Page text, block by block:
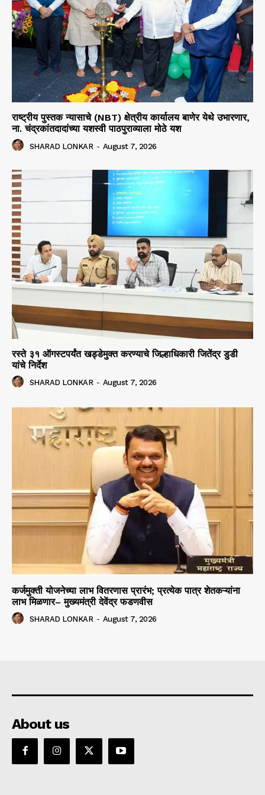
राष्ट्रीय पुस्तक न्यासाचे (NBT) क्षेत्रीय कार्यालय बाणेर येथे उभारणार,
ना. चंद्रकांतदादांच्या यशस्वी पाठपुराव्याला मोठे यश
SHARAD LONKAR - August 7, 2026
रस्ते ३१ ऑगस्टपर्यंत खड्डेमुक्त करण्याचे जिल्हाधिकारी जितेंद्र डुडी
यांचे निर्देश
SHARAD LONKAR - August 7, 2026
कर्जमुक्ती योजनेच्या लाभ वितरणास प्रारंभ; प्रत्येक पात्र शेतकऱ्यांना
लाभ मिळणार– मुख्यमंत्री देवेंद्र फडणवीस
SHARAD LONKAR - August 7, 2026
About us